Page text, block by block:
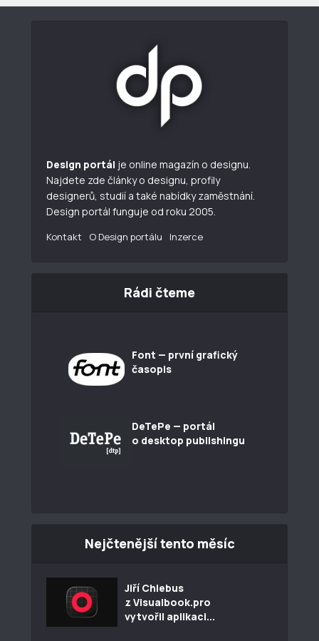
Design portál je online magazín o designu.
Najdete zde články o designu, profily
designerů, studií a také nabídky zaměstnání.
Design portál funguje od roku 2005.
Kontakt O Design portálu Inzerce
Rádi čteme
Font — první grafický
časopis
DeTePe — portál
o desktop publishingu
Nejčtenější tento měsíc
Jiří Chlebus
z Visualbook.pro
vytvořil aplikaci...